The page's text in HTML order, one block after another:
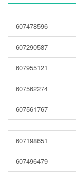
607478596
607290587
607955121
607562274
607561767
607198651
607496479